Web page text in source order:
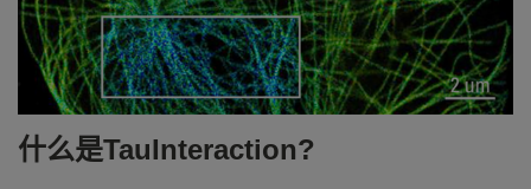
什么是TauInteraction?